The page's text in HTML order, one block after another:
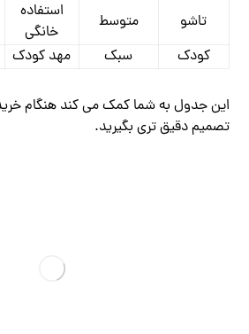
تاشو متوسط
استفاده
خانگی
کودک
سبک مهد کودک
این جدول به شما کمک می‌ کند هنگام
تصمیم دقیق ‌تری بگیرید.